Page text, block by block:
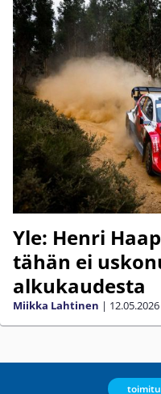
Yle: Henri
tähän ei
alkukaudesta
Miikka Lahtinen | 12.05.2026